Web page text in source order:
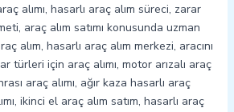
alımı, hasarlı araç alım süreci, zarar
araç alım satımı konusunda uzman
alım, hasarlı araç alım merkezi, aracını
türleri için araç alımı, motor arızalı araç
araç alımı, ağır kaza hasarlı araç
ikinci el araç alım satım, hasarlı araç